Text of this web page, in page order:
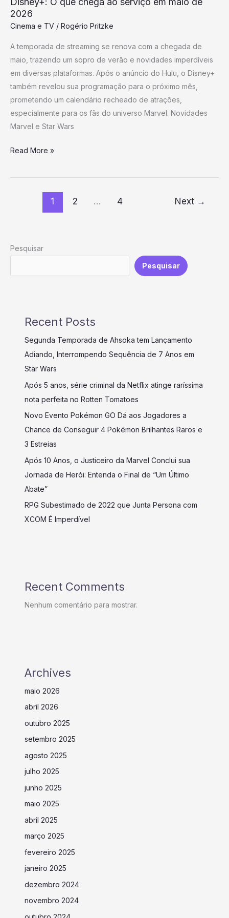
2026
Cinema e TV / Rogério Pritzke
A temporada de streaming se renova com a chegada de
maio, trazendo um sopro de verão e novidades imperdíveis
em diversas plataformas. Após o anúncio do Hulu, o Disney+
também revelou sua programação para o próximo mês,
prometendo um calendário recheado de atrações,
especialmente para os fãs do universo Marvel. Novidades
Marvel e Star Wars
Read More »
1 2 … 4 Next →
Pesquisar
Pesquisar
Recent Posts
Segunda Temporada de Ahsoka tem Lançamento
Adiando, Interrompendo Sequência de 7 Anos em
Star Wars
Após 5 anos, série criminal da Netflix atinge raríssima
nota perfeita no Rotten Tomatoes
Novo Evento Pokémon GO Dá aos Jogadores a
Chance de Conseguir 4 Pokémon Brilhantes Raros e
3 Estreias
Após 10 Anos, o Justiceiro da Marvel Conclui sua
Jornada de Herói: Entenda o Final de “Um Último
Abate”
RPG Subestimado de 2022 que Junta Persona com
XCOM É Imperdível
Recent Comments
Nenhum comentário para mostrar.
Archives
maio 2026
abril 2026
outubro 2025
setembro 2025
agosto 2025
julho 2025
junho 2025
maio 2025
abril 2025
março 2025
fevereiro 2025
janeiro 2025
dezembro 2024
novembro 2024